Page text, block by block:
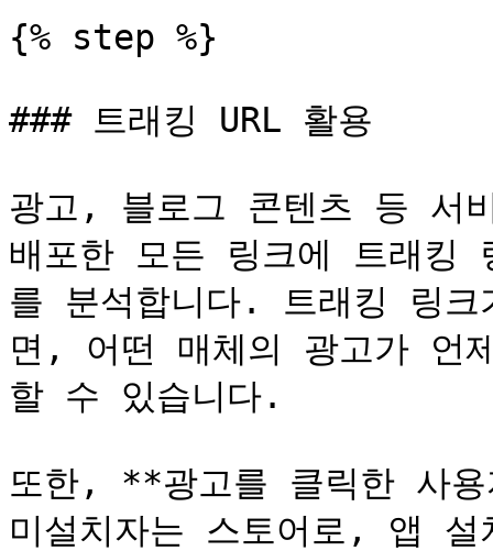
{% step %}
### 트래킹 URL 활용
광고, 블로그 콘텐츠 등 서
배포한 모든 링크에 트래킹
를 분석합니다. 트래킹 링
면, 어떤 매체의 광고가 언
할 수 있습니다.
또한, **광고를 클릭한 사
미설치자는 스토어로, 앱